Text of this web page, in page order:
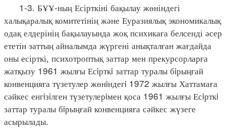
1-3. БҰҰ-ның Есірткіні бақылау жөніндегі
халықаралық комитетінің және Еуразиялық экономикалық
одақ елдерінің бақылауында жоқ психикаға белсенді әсер
ететін заттың айналымда жүргені анықталған жағдайда
оны есірткі, психотроптық заттар мен прекурсорларға
жатқызу 1961 жылғы Есiрткi заттар туралы бiрыңғай
конвенцияға түзетулер жөнiндегi 1972 жылғы Хаттамаға
сәйкес енгiзiлген түзетулерiмен қоса 1961 жылғы Есiрткi
заттар туралы бiрыңғай конвенцияға сәйкес жүзеге
асырылады.